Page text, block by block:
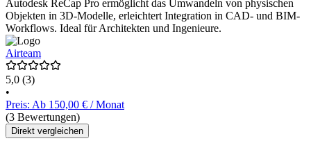
Autodesk ReCap Pro ermöglicht das Umwandeln von physischen
Objekten in 3D-Modelle, erleichtert Integration in CAD- und BIM-
Workflows. Ideal für Architekten und Ingenieure.
Airteam
5,0 (3)
•
Preis: Ab 150,00 € / Monat
(3 Bewertungen)
Direkt vergleichen